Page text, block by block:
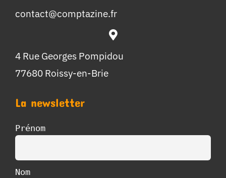
contact@comptazine.fr
4 Rue Georges Pompidou
77680 Roissy-en-Brie
La newsletter
Prénom
Nom